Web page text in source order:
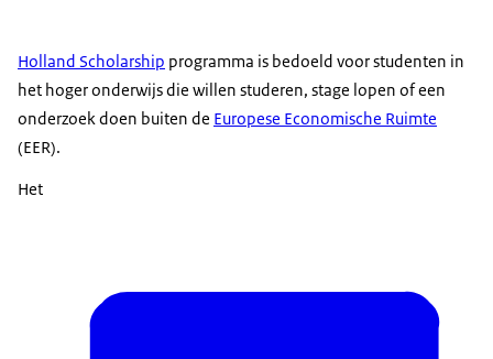
Holland Scholarship programma is bedoeld voor studenten in
het hoger onderwijs die willen studeren, stage lopen of een
onderzoek doen buiten de Europese Economische Ruimte
(EER).
Het